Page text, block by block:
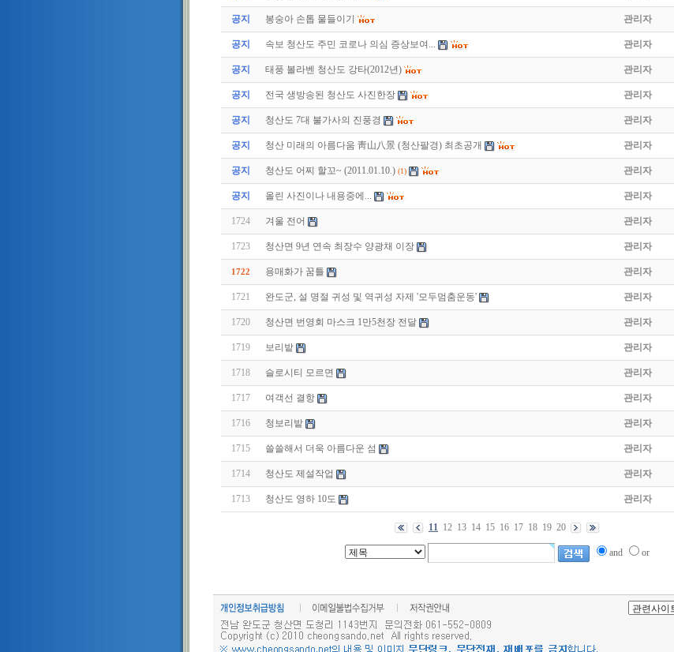
공지 봉숭아 손톱 물들이기 관리자
공지 속보 청산도 주민 코로나 의심 증상보여... 관리자
공지 태풍 볼라벤 청산도 강타(2012년) 관리자
공지 전국 생방송된 청산도 사진한장 관리자
공지 청산도 7대 불가사의 진풍경 관리자
공지 청산 미래의 아름다움 靑山八景 (청산팔경) 최초공개 관리자
공지 청산도 어찌 할꼬~ (2011.01.10.) (1) 관리자
공지 올린 사진이나 내용중에... 관리자
1724 겨울 전어 관리자
1723 청산면 9년 연속 최장수 양광채 이장 관리자
1722 용매화가 꿈틀 관리자
1721 완도군, 설 명절 귀성 및 역귀성 자제 '모두멈춤운동' 관리자
1720 청산면 번영회 마스크 1만5천장 전달 관리자
1719 보리밭 관리자
1718 슬로시티 모르면 관리자
1717 여객선 결항 관리자
1716 청보리밭 관리자
1715 쓸쓸해서 더욱 아름다운 섬 관리자
1714 청산도 제설작업 관리자
1713 청산도 영하 10도 관리자
11 12 13 14 15 16 17 18 19 20
and or